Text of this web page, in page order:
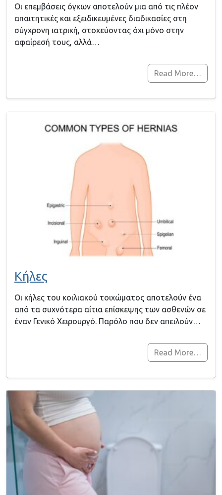
Οι επεμβάσεις όγκων αποτελούν μια από τις πλέον
απαιτητικές και εξειδικευμένες διαδικασίες στη
σύγχρονη ιατρική, στοχεύοντας όχι μόνο στην
αφαίρεσή τους, αλλά…
Read More…
Κήλες
Oι κήλες του κοιλιακού τοιχώματος αποτελούν ένα
από τα συχνότερα αίτια επίσκεψης των ασθενών σε
έναν Γενικό Χειρουργό. Παρόλο που δεν απειλούν…
Read More…